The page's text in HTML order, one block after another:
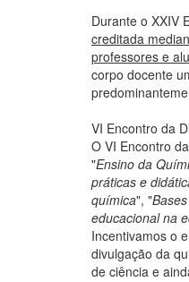
Durante o XXIV
creditada
professores e
corpo docente
VI Encontro da
O VI Encontro
"Ensino da
práticas e
química", "
educacional na
Incentivamos o
divulgação da
de ciência e